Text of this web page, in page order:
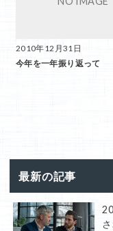
2010年12月31日
今年を一年振り返って
最新の記事